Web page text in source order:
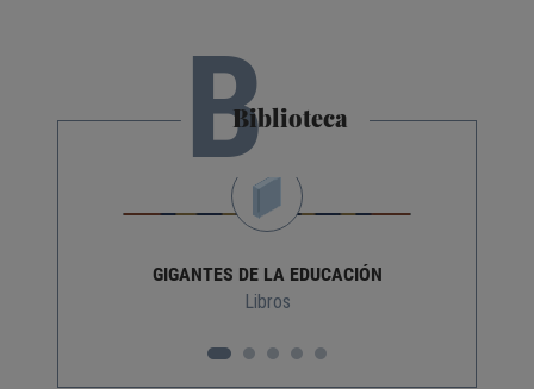
BBiblioteca
GIGANTES DE LA EDUCACIÓN
Libros